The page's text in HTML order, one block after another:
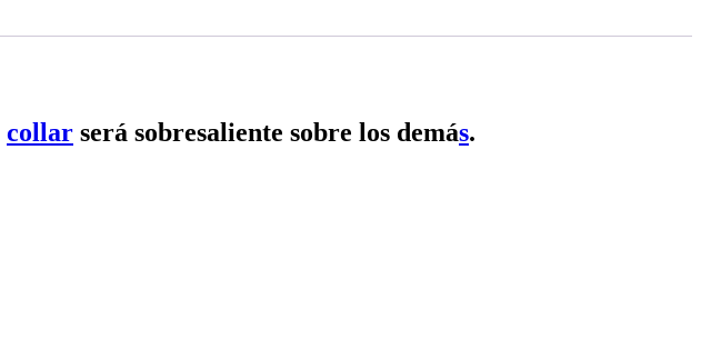
collar será sobresaliente sobre los demás.